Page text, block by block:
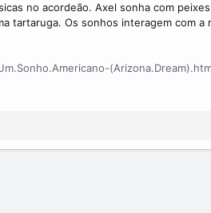
no acordeão. Axel sonha com
tartaruga. Os sonhos interagem com